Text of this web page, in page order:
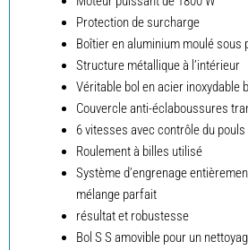
Protection de surcharge
Boîtier en aluminium moulé sous
Structure métallique à l’intérieur
Véritable bol en acier inoxydable
Couvercle anti-éclaboussures
6 vitesses avec contrôle du pouls
Roulement à billes utilisé
Système d’engrenage
mélange parfait
résultat et robustesse
Bol S S amovible pour un